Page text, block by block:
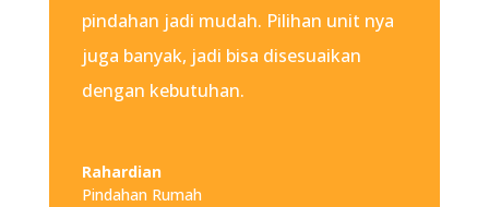
pindahan jadi mudah. Pilihan unit nya
juga banyak, jadi bisa disesuaikan
dengan kebutuhan.
Rahardian
Pindahan Rumah